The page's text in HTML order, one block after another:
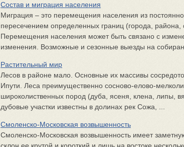
Состав и миграция населения
Миграция – это перемещения населения из
пересечением определенных границ (города, района,
Перемещения населения может быть связано с
изменения. Возможные и сезонные выезды на
Растительный мир
Лесов в районе мало. Основные их массивы
Ипути. Леса преимущественно сосново-елово-
широколиственных пород (дуба, ясеня, клена, липы,
дубовые участки известны в долинах рек Сожа, ...
Смоленско-Московская возвышенность
Смоленско-Московская возвышенность имеет